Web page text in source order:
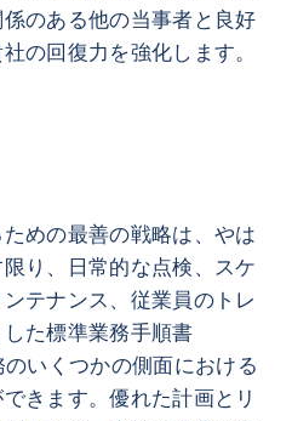
のある他の当事者と良好
の回復力を強化します。
めの最善の戦略は、やは
り、日常的な点検、スケ
テナンス、従業員のトレ
た標準業務手順書
のいくつかの側面における
きます。優れた計画とリ